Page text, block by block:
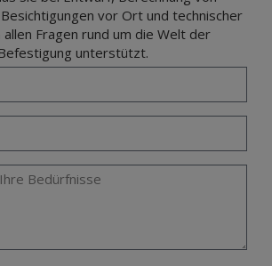
vor Ort und technischer
allen Fragen rund um die Welt der
Befestigung unterstützt.